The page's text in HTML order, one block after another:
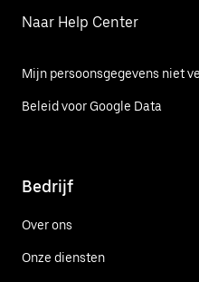
Naar Help Center
Mijn persoonsgegevens niet
Beleid voor Google Data
Bedrijf
Over ons
Onze diensten